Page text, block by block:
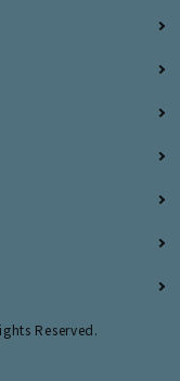
Reserved.